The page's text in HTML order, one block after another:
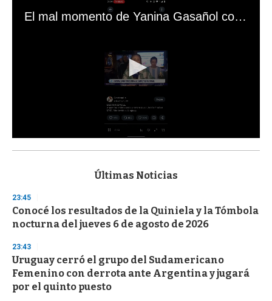
El mal momento de Yanina Gasañol con un hincha argentino en "Subrayado"
s
d
s
o
f
3
s
e
c
o
Últimas Noticias
23:45
Conocé los resultados de la Quiniela y la Tómbola
nocturna del jueves 6 de agosto de 2026
23:43
Uruguay cerró el grupo del Sudamericano
Femenino con derrota ante Argentina y jugará
por el quinto puesto